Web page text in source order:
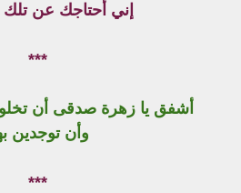
إني أحتاجك عن تلك
***
أشفق يا زهرة صدقى أن
وأن توجدين
***